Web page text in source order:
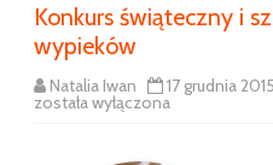
Konkurs świąteczny i
wypieków
Natalia Iwan 17 grudnia 2015
została wyłączona